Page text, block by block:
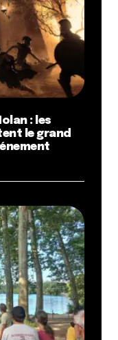
: les
le grand